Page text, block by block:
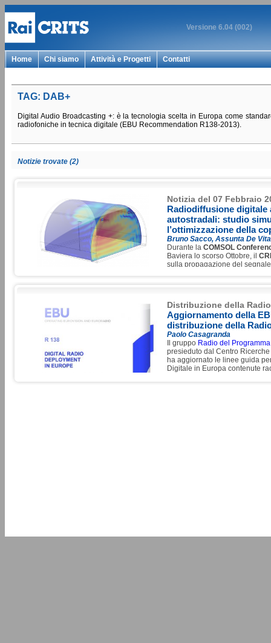
Versione 6.04 (002)
Home Chi siamo Attività e Progetti Contatti
TAG: DAB+
Digital Audio Broadcasting +: è la tecnologia scelta in Europa come
radiofoniche in tecnica digitale (EBU Recommendation R138-2013).
Notizie trovate (2)
Notizia del 07 Febbraio
Radiodiffusione digitale
autostradali: studio
l’ottimizzazione della
Bruno Sacco, Assunta De Vita
Durante la COMSOL
Baviera lo scorso Ottobre, il
sulla propagazione del segnale
Distribuzione della
Aggiornamento della
distribuzione della
Paolo Casagranda
Il gruppo Radio del
presieduto dal Centro
ha aggiornato le linee guida
Digitale in Europa contenute